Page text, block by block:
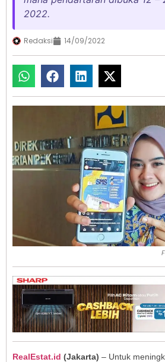
2022.
Redaksi 14/09/2022
RealEstat.id (Jakarta) – Untuk